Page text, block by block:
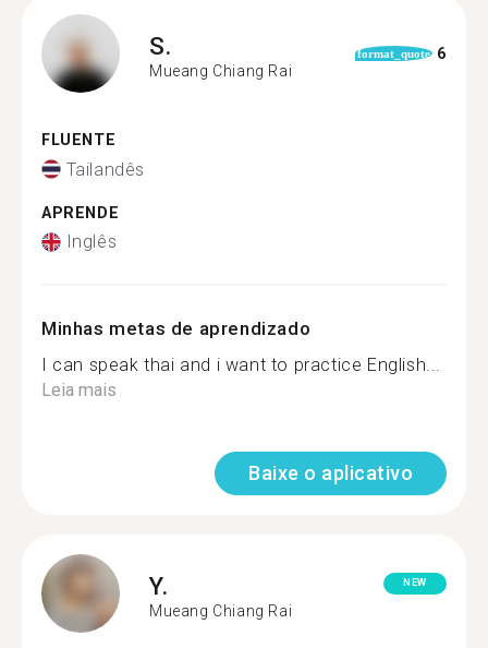
S.
Mueang Chiang Rai
format_quote 6
FLUENTE
Tailandês
APRENDE
Inglês
Minhas metas de aprendizado
I can speak thai and i want to practice English...
Leia mais
Baixe o aplicativo
Y.
Mueang Chiang Rai
NEW